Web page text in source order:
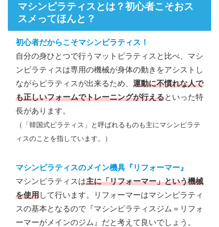
マシンピラティスとは？初心者こそおス
スメってほんと？
初心者だからこそマシンピラティス！
自分の身ひとつで行うマットピラティスと比べ、マシ
ンピラティスは専用の機械が身体の動きをアシストし
ながらピラティスが出来るため、 運動に不慣れな人で
も正しいフォームでトレーニングが行えるといった特
長があります。
（「韓国式ピラティス」と呼ばれるものも主にマシンピラテ
ィスのことを指しています。）
マシンピラティスのメイン機具『リフォーマー』
マシンピラティスは主に「リフォーマー」という機械
を使用して行います。リフォーマーはマシンピラティ
スの基本となるので『マシンピラティスジム＝リフォ
ーマーがメインのジム』だと考えて良いでしょう。